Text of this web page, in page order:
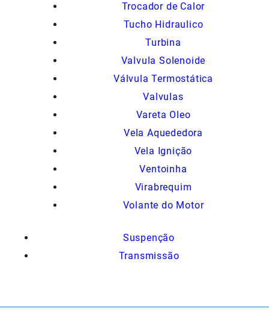
Trocador de Calor
Tucho Hidraulico
Turbina
Valvula Solenoide
Válvula Termostática
Valvulas
Vareta Oleo
Vela Aquededora
Vela Ignição
Ventoinha
Virabrequim
Volante do Motor
Suspenção
Transmissão